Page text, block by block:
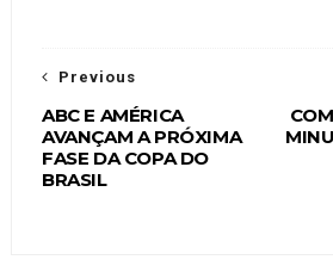
Previous
ABC E AMÉRICA
AVANÇAM A PRÓXIMA
FASE DA COPA DO
BRASIL